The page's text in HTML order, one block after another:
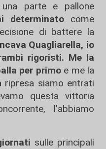
parte e pallone
determinato come
di battere la
Quagliarella, io
rigoristi. Me la
per primoe me la
ripresa siamo entrati
questa vittoria
l’abbiamo
sulle principali